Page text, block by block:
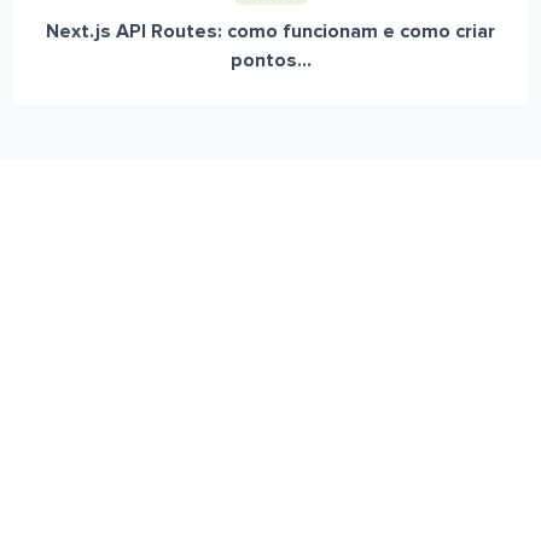
Next.js API Routes: como funcionam e como criar
pontos...